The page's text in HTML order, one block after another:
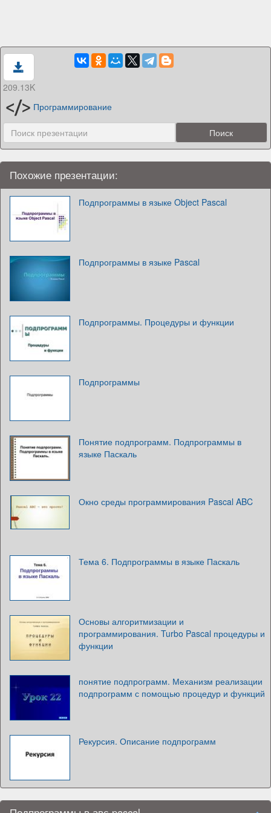
209.13K
Программирование
Похожие презентации:
Подпрограммы в языке Object Pascal
Подпрограммы в языке Pascal
Подпрограммы. Процедуры и функции
Подпрограммы
Понятие подпрограмм. Подпрограммы в
языке Паскаль
Окно среды программирования Pascal ABC
Тема 6. Подпрограммы в языке Паскаль
Основы алгоритмизации и
программирования. Turbo Pascal процедуры и
функции
понятие подпрограмм. Механизм реализации
подпрограмм с помощью процедур и функций
Рекурсия. Описание подпрограмм